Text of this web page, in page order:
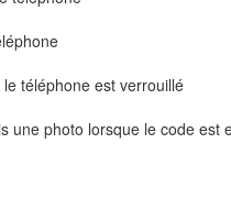
téléphone est verrouillé
une photo lorsque le code est